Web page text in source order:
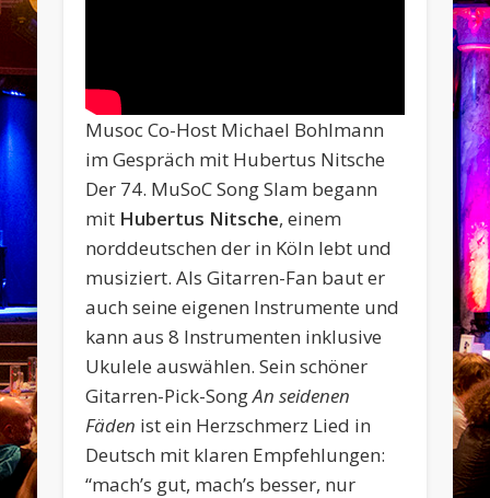
Musoc Co-Host Michael Bohlmann
im Gespräch mit Hubertus Nitsche
Der 74. MuSoC Song Slam begann
mit Hubertus Nitsche, einem
norddeutschen der in Köln lebt und
musiziert. Als Gitarren-Fan baut er
auch seine eigenen Instrumente und
kann aus 8 Instrumenten inklusive
Ukulele auswählen. Sein schöner
Gitarren-Pick-SongAn seidenen
Fäden ist ein Herzschmerz Lied in
Deutsch mit klaren Empfehlungen:
“mach’s gut, mach’s besser, nur